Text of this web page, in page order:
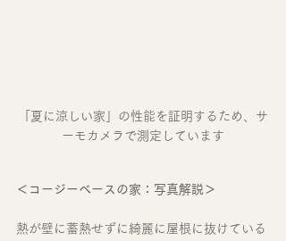
「夏に涼しい家」の性能を証明するため、サ
ーモカメラで測定しています
＜コージーベースの家：写真解説＞
熱が壁に蓄熱せずに綺麗に屋根に抜けている